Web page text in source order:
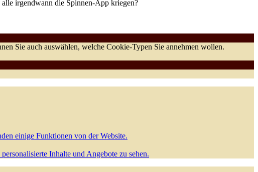
irgendwann die Spinnen-App kriegen?
Sie auch auswählen, welche Cookie-Typen Sie annehmen wollen.
einige Funktionen von der Website.
Inhalte und Angebote zu sehen.